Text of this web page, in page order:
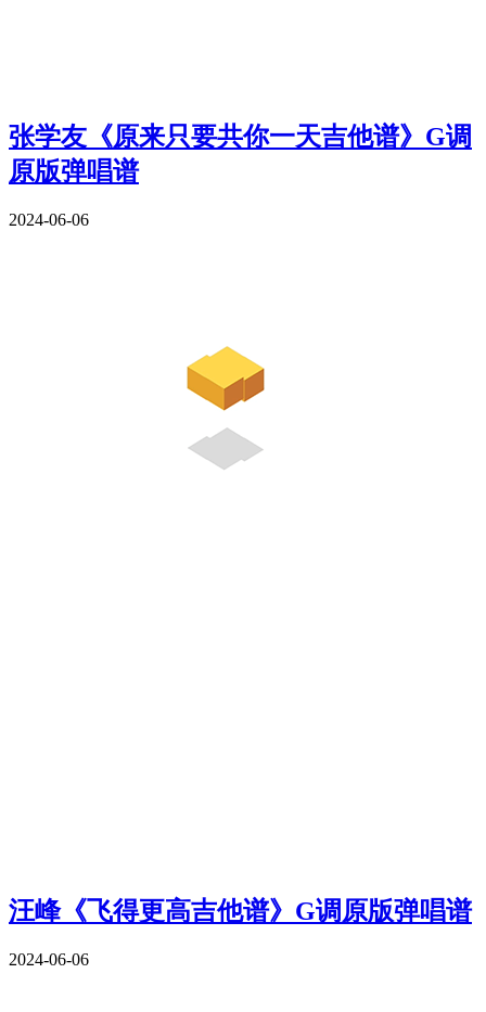
张学友《原来只要共你一天吉他谱》G调
原版弹唱谱
2024-06-06
汪峰《飞得更高吉他谱》G调原版弹唱谱
2024-06-06